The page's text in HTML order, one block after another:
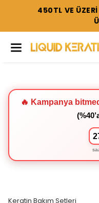
TÜM SETLERDE
🔥 Kampanya
Keratin Bakım Setleri